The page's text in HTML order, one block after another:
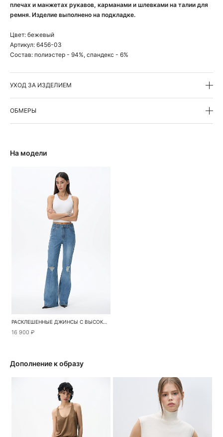
плечах и манжетах рукавов, карманами и шлевками на талии для
ремня. Изделие выполнено на подкладке.
Цвет: бежевый
Артикул: 6456-03
Состав: полиэстер - 94%, спандекс - 6%
УХОД ЗА ИЗДЕЛИЕМ
ОБМЕРЫ
На модели
РАСКЛЕШЕННЫЕ ДЖИНСЫ С ВЫСОКОЙ ПОСАДКОЙ
16 900 ₽
Дополнение к образу